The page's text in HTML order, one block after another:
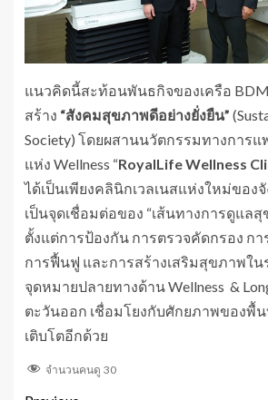
แนวคิดนี้สะท้อนพันธกิจของเครือ
สร้าง “สังคมสุขภาพดีอย่างยั่งยืน”
Society) โดยผสานนวัตกรรมทางการ
แห่ง Wellness “RoyalLife Wellness
ได้เป็นเพียงคลินิกเวลเนสแห่งใหม่ของ
เป็นจุดเชื่อมต่อของ “เส้นทางการดูแล
ตั้งแต่การป้องกัน การตรวจคัดกรอง กา
การฟื้นฟู และการสร้างเสริมสุขภาพใน
จุดหมายปลายทางด้าน Wellness &
ตะวันออก เชื่อมโยงกับศักยภาพของพื้น
เติบโตอีกด้วย
จำนวนคนดู 30